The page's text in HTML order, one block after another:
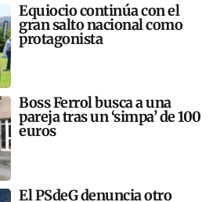
Equiocio continúa con el
gran salto nacional como
protagonista
Boss Ferrol busca a una
pareja tras un ‘simpa’ de 100
euros
El PSdeG denuncia otro